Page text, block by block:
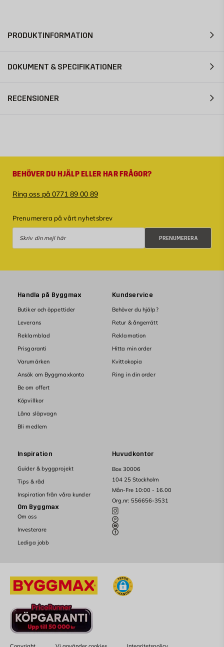
PRODUKTINFORMATION
DOKUMENT & SPECIFIKATIONER
RECENSIONER
BEHÖVER DU HJÄLP ELLER HAR FRÅGOR?
Ring oss på 0771 89 00 89
Prenumerera på vårt nyhetsbrev
PRENUMERERA
Huvudkontor
Box 30006
104 25 Stockholm
Mån-Fre 10:00 - 16.00
Org.nr: 556656-3531
Handla på Byggmax
Butiker och öppettider
Leverans
Reklamblad
Prisgaranti
Varumärken
Ansök om Byggmaxkonto
Be om offert
Köpvillkor
Låna släpvagn
Bli medlem
Kundservice
Behöver du hjälp?
Retur & ångerrätt
Reklamation
Hitta min order
Kvittokopia
Ring in din order
Inspiration
Guider & byggprojekt
Tips & råd
Inspiration från våra kunder
Om Byggmax
Om oss
Investerare
Lediga jobb